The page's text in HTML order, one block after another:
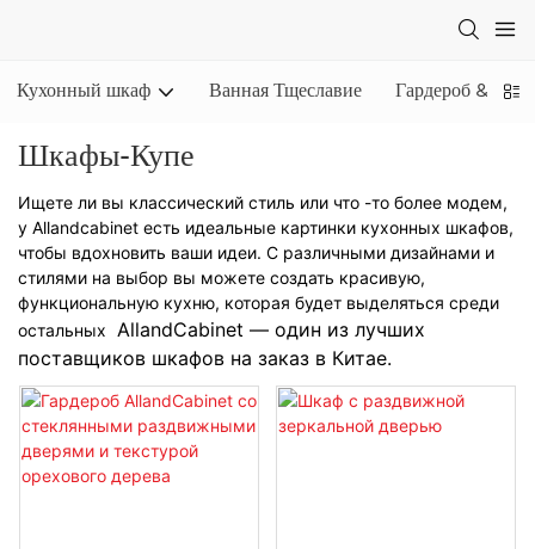
Кухонный шкаф Ванная Тщеславие Гардероб &
Шкафы-Купе
Ищете ли вы классический стиль или что -то более модем,
у Allandcabinet есть идеальные картинки кухонных шкафов,
чтобы вдохновить ваши идеи. С различными дизайнами и
стилями на выбор вы можете создать красивую,
функциональную кухню, которая будет выделяться среди
остальных AllandCabinet — один из лучших
поставщиков шкафов на заказ в Китае.